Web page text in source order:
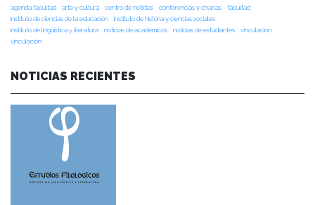
agenda facultad arte y cultura centro de noticias conferencias y charlas
facultad
instituto de ciencias de la educación
instituto de historia y ciencias sociales
instituto de lingüística y literatura
noticias de académicos noticias de estudiantes
vinculacion
vinculación
NOTICIAS RECIENTES